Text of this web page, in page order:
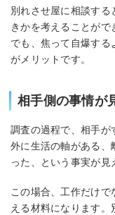
別れさせ屋に相談す
きかを考えることが
でも、焦って自爆す
がメリットです。
相手側の事情が
調査の過程で、相手が
外に生活の軸がある、
った、という事実が見
この場合、工作だけ
える材料になります